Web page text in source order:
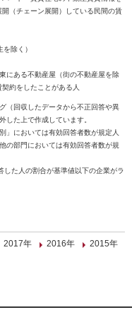
（チェーン展開）している民間の賃
除く）
にある不動産屋（街の不動産屋を除
約をしたことがある人
（回収したデータから不正回答や異
した上で作成しています。
」においては有効回答者数が規定人
の部門においては有効回答者数が規
た人の割合が基準値以下の企業がラ
2017年 2016年
2015年